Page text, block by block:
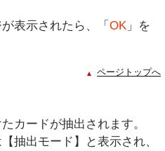
表示されたら、「 OK 」を
ページトップへ
カードが抽出されます。
抽出モード】と表示され、